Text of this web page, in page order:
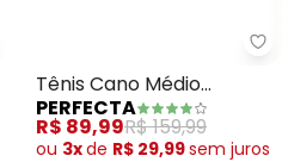
- Tênis Casual
Tênis Cano Médio
(Branco) em Tecido
Mesh e Camurça
PERFECTA
R$ 89,99R$ 159,99
ou 3xde R$ 29,99sem juros